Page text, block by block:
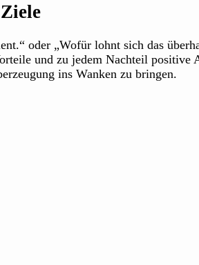
oder „Wofür lohnt sich das
und zu jedem Nachteil positive
ins Wanken zu bringen.